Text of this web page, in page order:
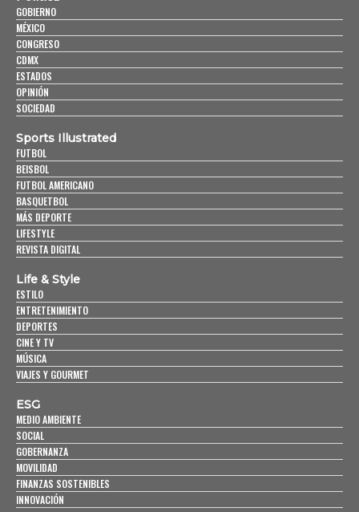
GOBIERNO
MÉXICO
CONGRESO
CDMX
ESTADOS
OPINIÓN
SOCIEDAD
Sports Illustrated
FUTBOL
BEISBOL
FUTBOL AMERICANO
BASQUETBOL
MÁS DEPORTE
LIFESTYLE
REVISTA DIGITAL
Life & Style
ESTILO
ENTRETENIMIENTO
DEPORTES
CINE Y TV
MÚSICA
VIAJES Y GOURMET
ESG
MEDIO AMBIENTE
SOCIAL
GOBERNANZA
MOVILIDAD
FINANZAS SOSTENIBLES
INNOVACIÓN